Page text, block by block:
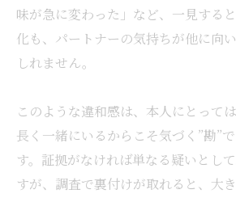
味が急に変わった」など、一見する
化も、パートナーの気持ちが他に向
しれません。
このような違和感は、本人にとって
長く一緒にいるからこそ気づく”勘”
す。証拠がなければ単なる疑いとし
すが、調査で裏付けが取れると、大